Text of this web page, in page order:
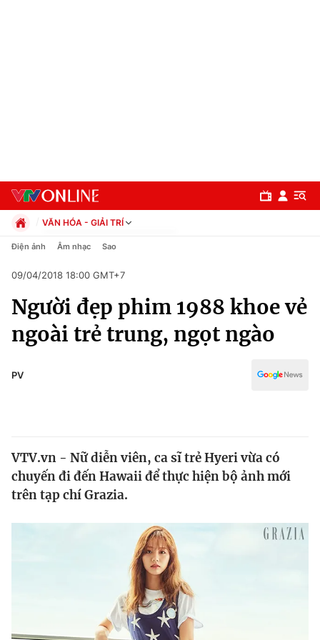
Chuyên mục
Chính trị
Thế giới
Tin tức
Góc doanh nghiệp
VĂN HÓA - GIẢI TRÍ
Chính trị
Pháp luật
Kinh tế
Thể thao
Truyền hình
Điện ảnh Âm nhạc Sao
09/04/2018 18:00 GMT+7
Người đẹp phim 1988 khoe vẻ
ngoài trẻ trung, ngọt ngào
PV
VTV.vn - Nữ diễn viên, ca sĩ trẻ Hyeri vừa có
chuyến đi đến Hawaii để thực hiện bộ ảnh mới
trên tạp chí Grazia.